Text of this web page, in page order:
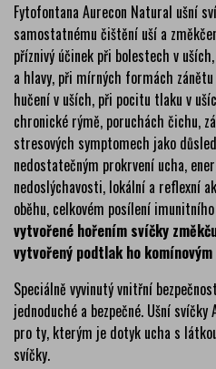
Fytofontana Aurecon Natural ušní
samostatnému čištění uší a
příznivý účinek při bolestech v
a hlavy, při mírných formách
hučení v uších, při pocitu tlaku v
chronické rýmě, poruchách čichu,
stresových symptomech jako
nedostatečným prokrvení ucha,
nedoslýchavosti, lokální a reflexní
oběhu, celkovém posílení
vytvořené hořením svíčky
vytvořený podtlak ho
Speciálně vyvinutý vnitřní
jednoduché a bezpečné. Ušní
pro ty, kterým je dotyk ucha s
svíčky.